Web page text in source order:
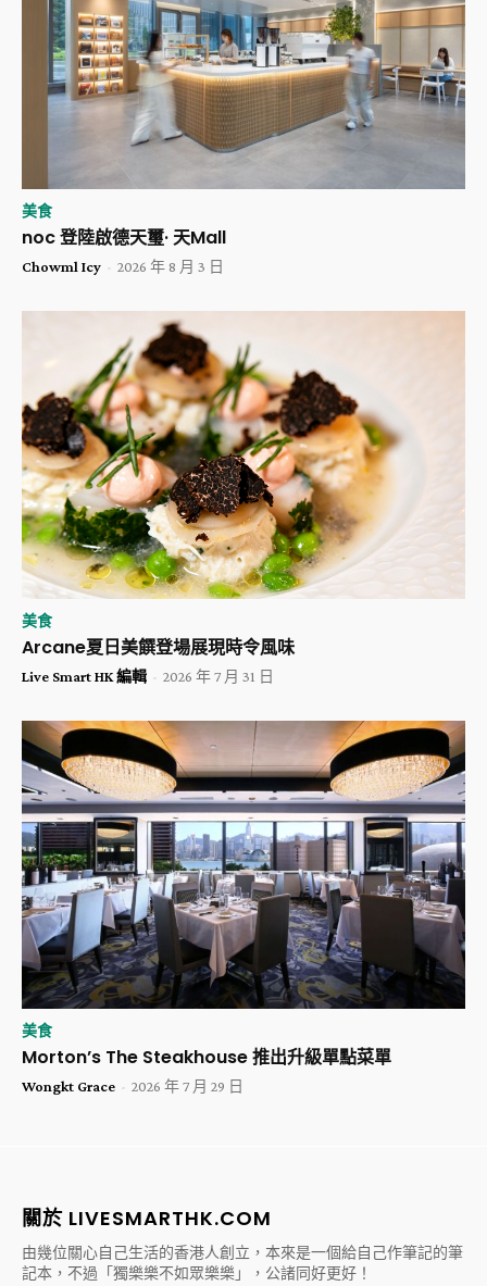
美食
noc 登陸啟德天璽· 天Mall
Chowml Icy - 2026 年 8 月 3 日
美食
Arcane夏日美饌登場展現時令風味
Live Smart HK 編輯 - 2026 年 7 月 31 日
美食
Morton’s The Steakhouse 推出升級單點菜單
Wongkt Grace - 2026 年 7 月 29 日
關於 LIVESMARTHK.COM
由幾位關心自己生活的香港人創立，本來是一個給自己作筆記的筆
記本，不過「獨樂樂不如眾樂樂」，公諸同好更好！